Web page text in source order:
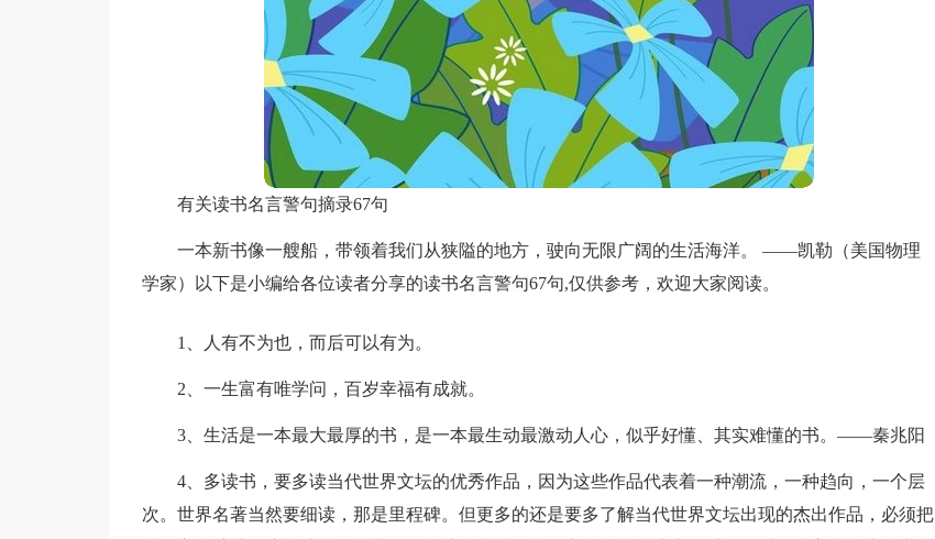
有关读书名言警句摘录67句
一本新书像一艘船，带领着我们从狭隘的地方，驶向无限广阔的生活海洋。 ——凯勒（美国物理
学家）以下是小编给各位读者分享的读书名言警句67句,仅供参考，欢迎大家阅读。
1、人有不为也，而后可以有为。
2、一生富有唯学问，百岁幸福有成就。
3、生活是一本最大最厚的书，是一本最生动最激动人心，似乎好懂、其实难懂的书。——秦兆阳
4、多读书，要多读当代世界文坛的优秀作品，因为这些作品代表着一种潮流，一种趋向，一个层
次。世界名著当然要细读，那是里程碑。但更多的还是要多了解当代世界文坛出现的杰出作品，必须把